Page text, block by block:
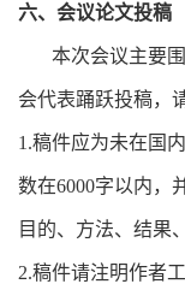
六、会议论文投稿
本次会议主要围
会代表踊跃投稿，
1.稿件应为未在国
数在6000字以内，
目的、方法、结果
2.稿件请注明作者